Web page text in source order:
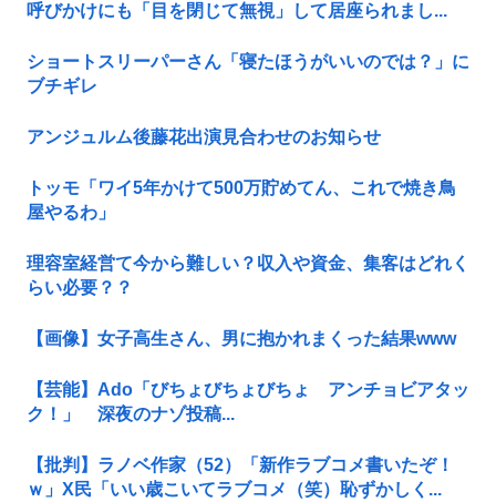
呼びかけにも「目を閉じて無視」して居座られまし...
ショートスリーパーさん「寝たほうがいいのでは？」に
ブチギレ
アンジュルム後藤花出演見合わせのお知らせ
トッモ「ワイ5年かけて500万貯めてん、これで焼き鳥
屋やるわ」
理容室経営て今から難しい？収入や資金、集客はどれく
らい必要？？
【画像】女子高生さん、男に抱かれまくった結果www
【芸能】Ado「びちょびちょびちょ アンチョビアタッ
ク！」 深夜のナゾ投稿...
【批判】ラノベ作家（52）「新作ラブコメ書いたぞ！
ｗ」X民「いい歳こいてラブコメ（笑）恥ずかしく...